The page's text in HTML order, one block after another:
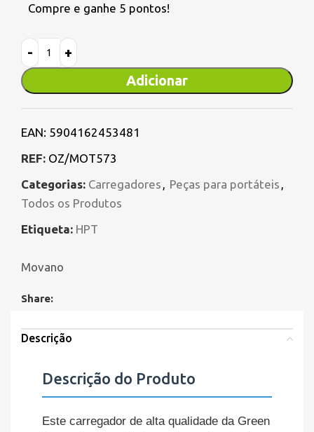
Compre e ganhe 5 pontos!
Adicionar
EAN: 5904162453481
REF: OZ/MOT573
Categorias: Carregadores , Peças para portáteis ,
Todos os Produtos
Etiqueta: HPT
Movano
Share:
Descrição
Descrição do Produto
Este carregador de alta qualidade da Green